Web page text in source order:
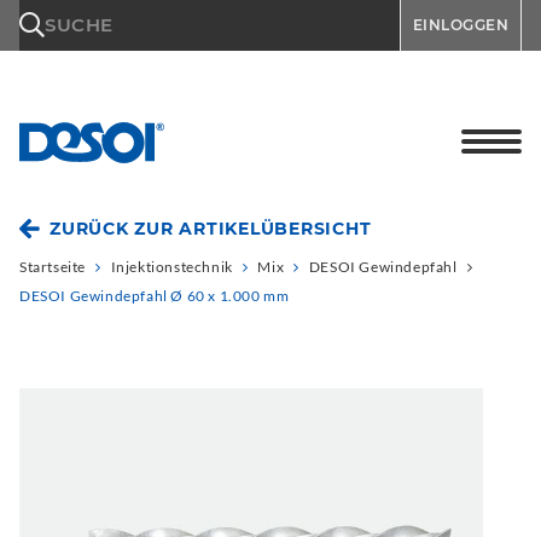
SUCHE EINLOGGEN
ZURÜCK ZUR ARTIKELÜBERSICHT
Startseite Injektionstechnik Mix
DESOI Gewindepfahl
DESOI Gewindepfahl Ø 60 x 1.000 mm